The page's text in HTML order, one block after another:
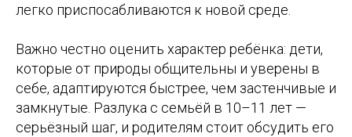
легко приспосабливаются к новой среде.
Важно честно оценить характер ребёнка: дети,
которые от природы общительны и уверены в
себе, адаптируются быстрее, чем застенчивые и
замкнутые. Разлука с семьёй в 10–11 лет —
серьёзный шаг, и родителям стоит обсудить его